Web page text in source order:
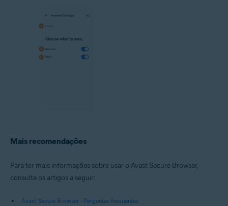
Mais recomendações
Para ter mais informações sobre usar o Avast Secure Browser,
consulte os artigos a seguir:
Avast Secure Browser - Perguntas frequentes